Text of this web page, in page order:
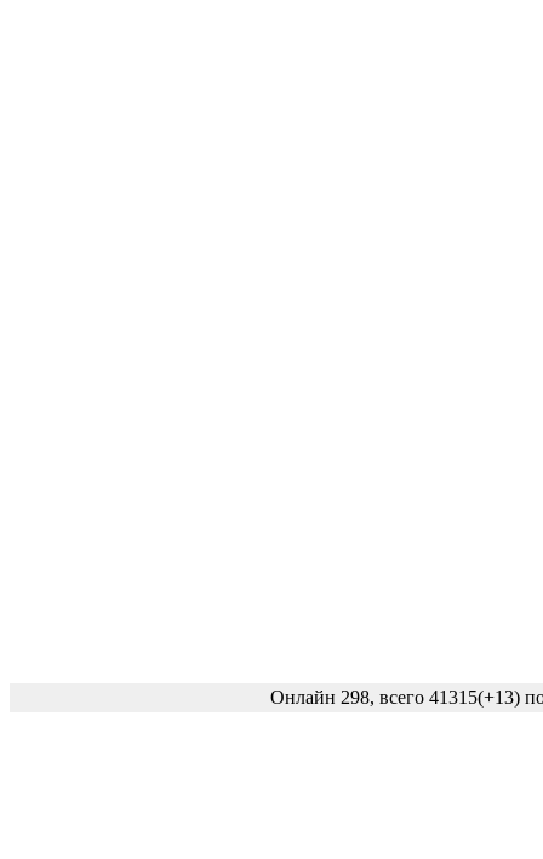
Онлайн 298, всего 41315(+13)